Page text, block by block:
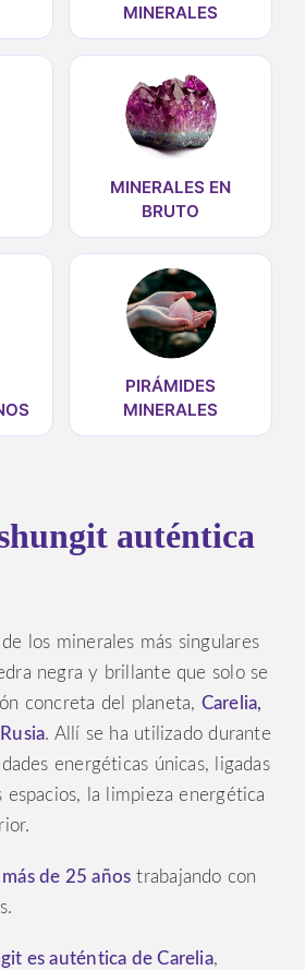
MINERALES
MINERALES EN
BRUTO
PIRÁMIDES
MINERALES
auténtica
los minerales más singulares
negra y brillante que solo se
concreta del planeta, Carelia,
. Allí se ha utilizado durante
energéticas únicas, ligadas
espacios, la limpieza energética
de 25 años trabajando con
es auténtica de Carelia,